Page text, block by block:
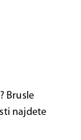
Brusle
najdete